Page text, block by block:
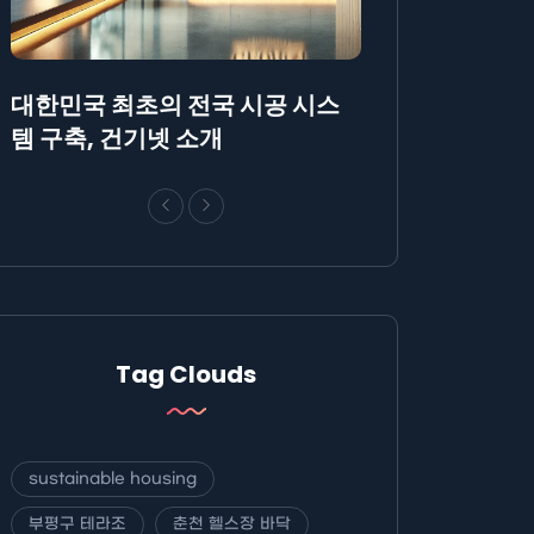
대한민국 최초의 전국 시공 시스
템 구축, 건기넷 소개
Tag Clouds
sustainable housing
부평구 테라조 춘천 헬스장 바닥